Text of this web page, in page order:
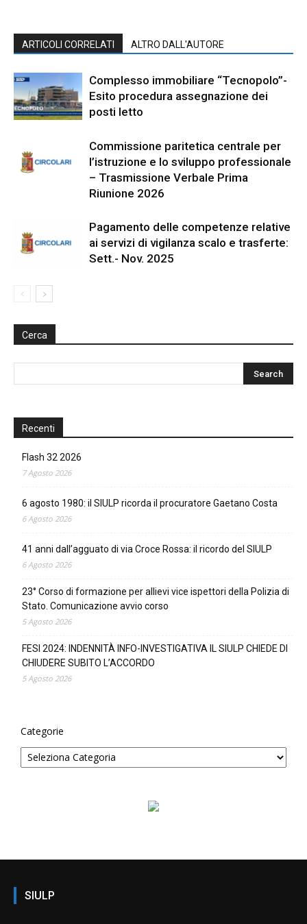
ARTICOLI CORRELATI ALTRO DALL'AUTORE
Complesso immobiliare “Tecnopolo”-
Esito procedura assegnazione dei
posti letto
Commissione paritetica centrale per
l’istruzione e lo sviluppo professionale
– Trasmissione Verbale Prima
Riunione 2026
Pagamento delle competenze relative
ai servizi di vigilanza scalo e trasferte:
Sett.- Nov. 2025
Cerca
Recenti
Flash 32 2026
7 Agosto 2026
6 agosto 1980: il SIULP ricorda il procuratore Gaetano Costa
6 Agosto 2026
41 anni dall’agguato di via Croce Rossa: il ricordo del SIULP
6 Agosto 2026
23° Corso di formazione per allievi vice ispettori della Polizia di
Stato. Comunicazione avvio corso
5 Agosto 2026
FESI 2024: INDENNITÀ INFO-INVESTIGATIVA IL SIULP CHIEDE DI
CHIUDERE SUBITO L’ACCORDO
5 Agosto 2026
Categorie
SIULP